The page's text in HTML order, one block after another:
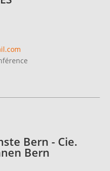
Bern - Cie.
Bern